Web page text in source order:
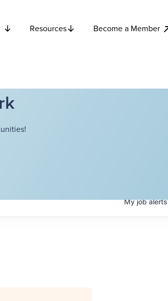
Resources Become a Member
Myjobalerts